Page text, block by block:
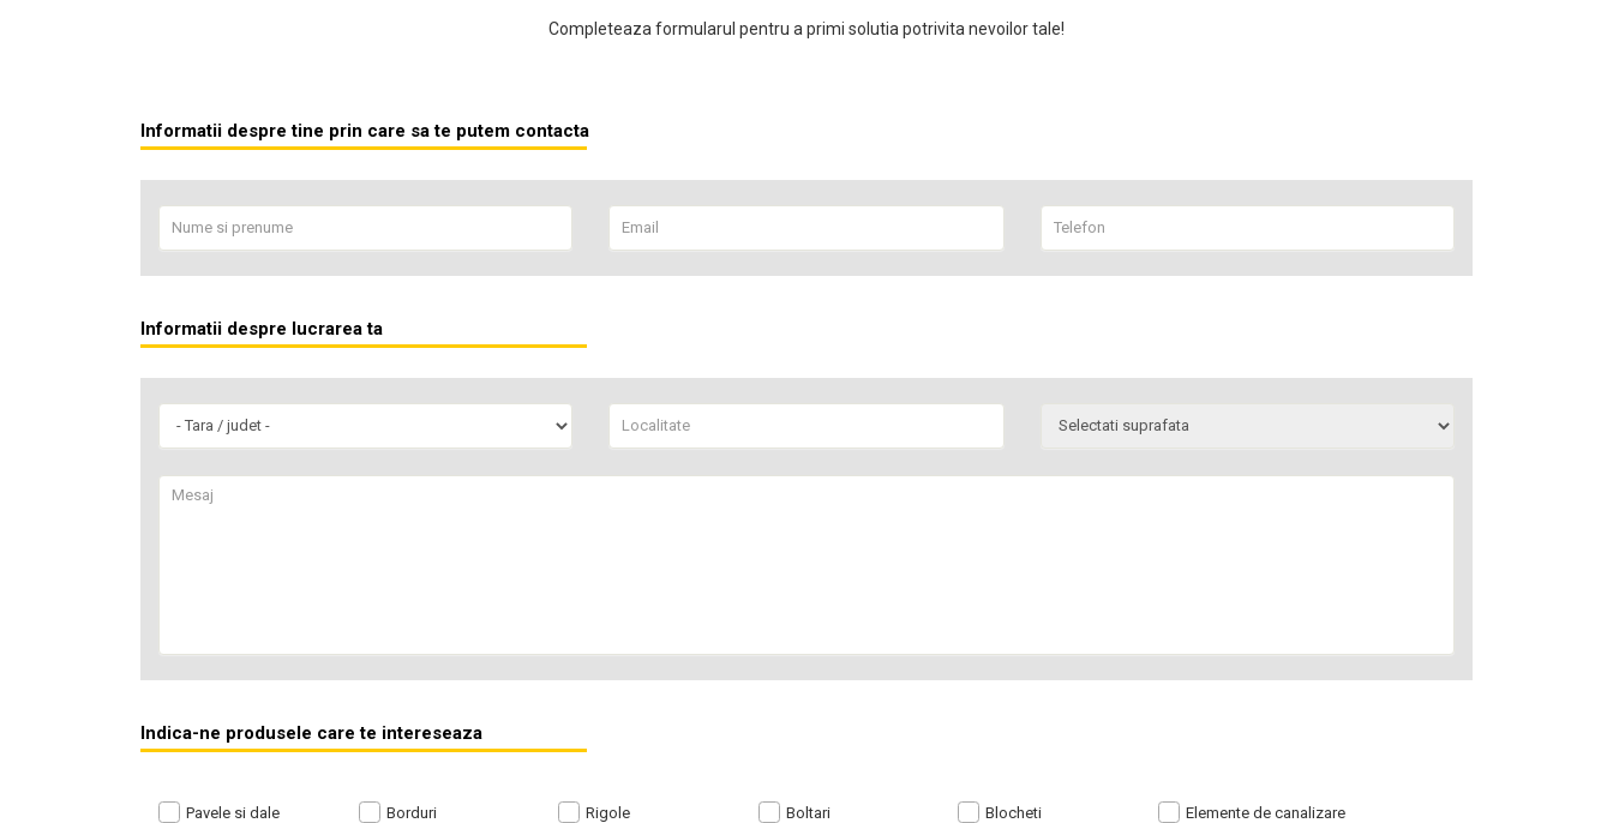
Completeaza formularul pentru a primi solutia potrivita nevoilor tale!
Informatii despre tine prin care sa te putem contacta
Informatii despre lucrarea ta
Indica-ne produsele care te intereseaza
Pavele si dale Borduri Rigole Boltari Blocheti Elemente de canalizare